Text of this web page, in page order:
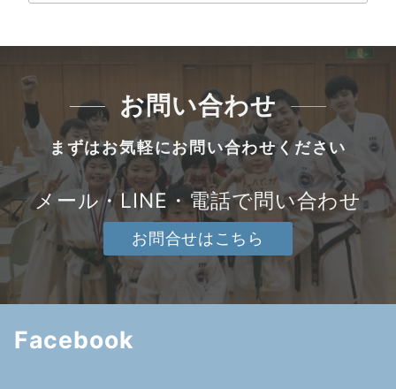
お問い合わせ
まずはお気軽にお問い合わせください
メール・LINE・電話で問い合わせ
お問合せはこちら
Facebook